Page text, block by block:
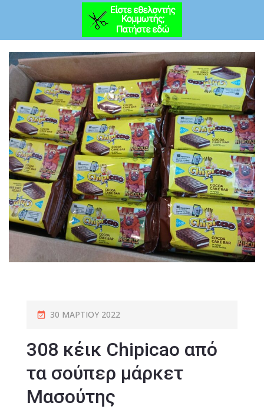
30 ΜΑΡΤΊΟΥ 2022
308 κέικ Chipicao από
τα σούπερ μάρκετ
Μασούτης